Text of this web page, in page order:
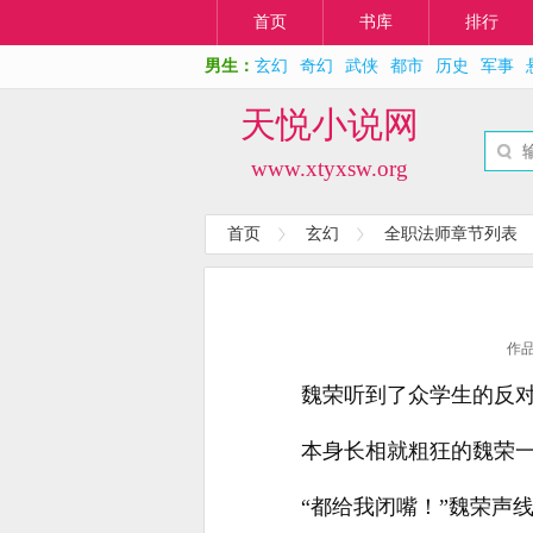
首页 书库 排行
男生： 玄幻 奇幻 武侠 都市 历史 军事
天悦小说网
www.xtyxsw.org
首页 玄幻 全职法师章节列表
作
魏荣听到了众学生的反
本身长相就粗狂的魏荣
“都给我闭嘴！”魏荣声